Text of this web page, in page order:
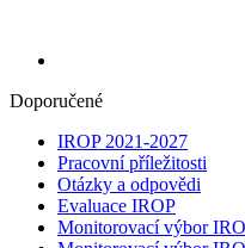
Doporučené
IROP 2021-2027
Pracovní příležitosti
Otázky a odpovědi
Evaluace IROP
Monitorovací výbor